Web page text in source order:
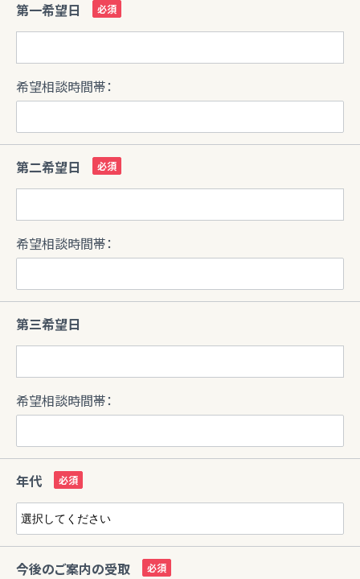
第一希望日
希望相談時間帯：
第二希望日
希望相談時間帯：
第三希望日
希望相談時間帯：
年代
今後のご案内の受取